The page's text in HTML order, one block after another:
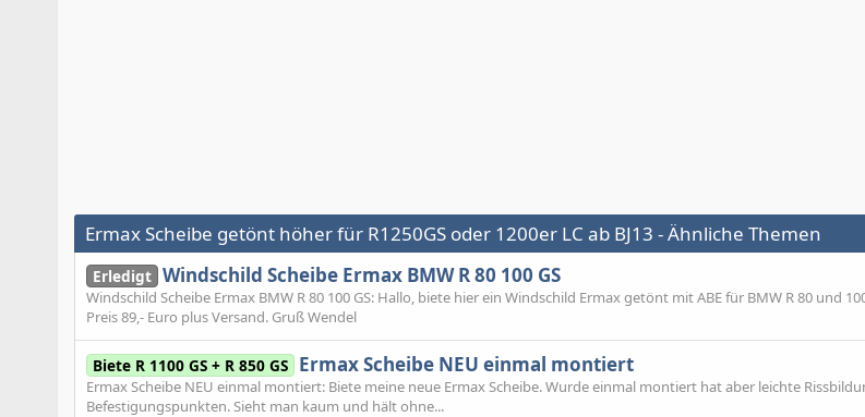
Ermax Scheibe getönt höher für R1250GS oder 1200er LC ab BJ13 - Ähnliche Themen
Erledigt Windschild Scheibe Ermax BMW R 80 100 GS
Windschild Scheibe Ermax BMW R 80 100 GS: Hallo, biete hier ein Windschild Ermax getönt mit ABE für BMW R 80 und
Preis 89,- Euro plus Versand. Gruß Wendel
Biete R 1100 GS + R 850 GS Ermax Scheibe NEU einmal montiert
Ermax Scheibe NEU einmal montiert: Biete meine neue Ermax Scheibe. Wurde einmal montiert hat aber leichte
Befestigungspunkten. Sieht man kaum und hält ohne...